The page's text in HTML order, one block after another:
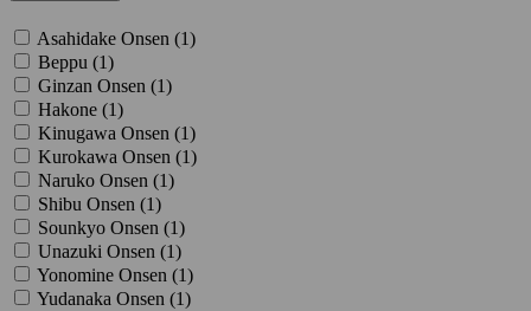
Asahidake Onsen (1)
Beppu (1)
Ginzan Onsen (1)
Hakone (1)
Kinugawa Onsen (1)
Kurokawa Onsen (1)
Naruko Onsen (1)
Shibu Onsen (1)
Sounkyo Onsen (1)
Unazuki Onsen (1)
Yonomine Onsen (1)
Yudanaka Onsen (1)